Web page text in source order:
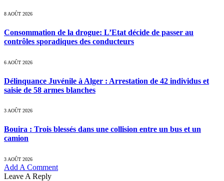
8 AOÛT 2026
Consommation de la drogue: L’Etat décide de passer au
contrôles sporadiques des conducteurs
6 AOÛT 2026
Délinquance Juvénile à Alger : Arrestation de 42 individus et
saisie de 58 armes blanches
3 AOÛT 2026
Bouira : Trois blessés dans une collision entre un bus et un
camion
3 AOÛT 2026
Add A Comment
Leave A Reply